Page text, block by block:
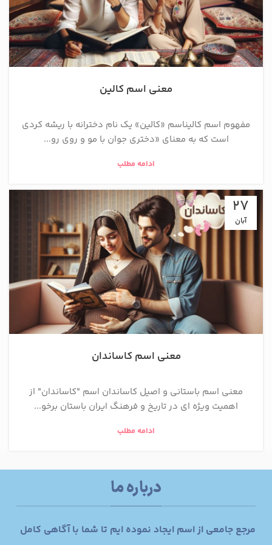
معنی اسم کالین
مفهوم اسم کالین ​اسم «کالین» یک نام دخترانه با ریشه کردی
است که به معنای «دختری جوان با مو و روی رو...
ادامه مطلب
27
آبان
معنی اسم کاساندان
معنی اسم باستانی و اصیل کاساندان اسم "کاساندان" از
اهمیت ویژه ای در تاریخ و فرهنگ ایران باستان برخو...
ادامه مطلب
درباره ما
مرجع جامعی از اسم ایجاد نموده ایم تا شما با آگاهی کامل